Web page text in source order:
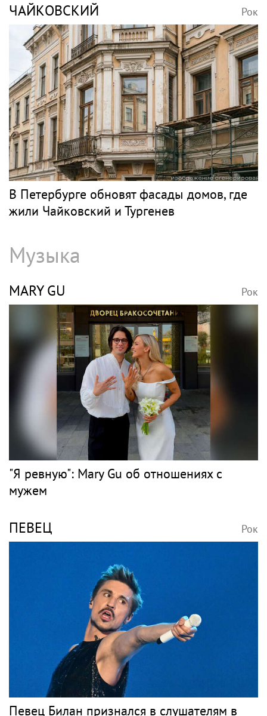
Игорь Бутман планирует концерты в
Бразилии и Никарагуа в этом году
Классика
НЕТРЕБКО Рок
«Скучаю!»: Анна Нетребко трогательно
отреагировала на отъезд 17-летнего сына
в Данию
ЧАЙКОВСКИЙ
В Петербурге обновят фасады домов, где
жили Чайковский и Тургенев
MARY GU